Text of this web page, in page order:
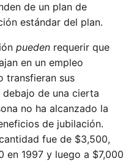
de un plan de
estándar del plan.
pueden requerir que
en un empleo
transfieran sus
de una cierta
no ha alcanzado la
de jubilación.
fue de $3,500,
en 1997 y luego a $7,000